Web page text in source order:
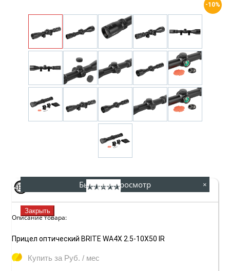
-10%
(0) Артикул:
Описание товара:
Прицел оптический BRITE WA4X 2.5-10X50 IR
Купить за Руб. / мес
Быстрый просмотр ×
Закрыть